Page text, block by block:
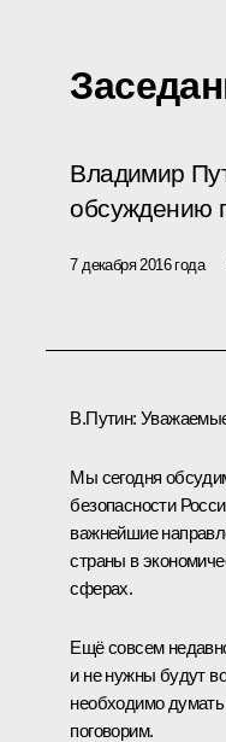
Владимир
обсуждению
7 декабря 2016 года
В.Путин:
Мы сегодня
безопасности
важнейшие
страны в
сферах.
Ещё совсем
и не нужны будут
необходимо думать
поговорим.